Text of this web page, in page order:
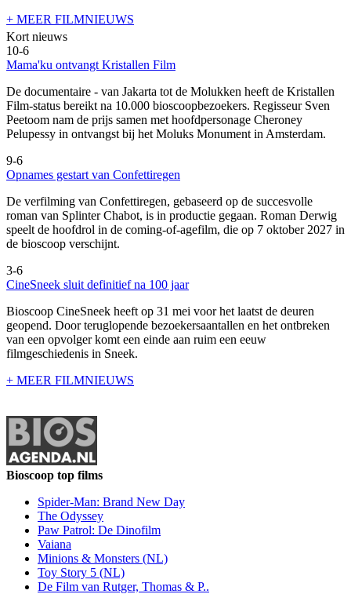
+ MEER FILMNIEUWS
Kort nieuws
10-6
Mama'ku ontvangt Kristallen Film
De documentaire - van Jakarta tot de Molukken heeft de Kristallen
Film-status bereikt na 10.000 bioscoopbezoekers. Regisseur Sven
Peetoom nam de prijs samen met hoofdpersonage Cheroney
Pelupessy in ontvangst bij het Moluks Monument in Amsterdam.
9-6
Opnames gestart van Confettiregen
De verfilming van Confettiregen, gebaseerd op de succesvolle
roman van Splinter Chabot, is in productie gegaan. Roman Derwig
speelt de hoofdrol in de coming-of-agefilm, die op 7 oktober 2027 in
de bioscoop verschijnt.
3-6
CineSneek sluit definitief na 100 jaar
Bioscoop CineSneek heeft op 31 mei voor het laatst de deuren
geopend. Door teruglopende bezoekersaantallen en het ontbreken
van een opvolger komt een einde aan ruim een eeuw
filmgeschiedenis in Sneek.
+ MEER FILMNIEUWS
Bioscoop top films
Spider-Man: Brand New Day
The Odyssey
Paw Patrol: De Dinofilm
Vaiana
Minions & Monsters (NL)
Toy Story 5 (NL)
De Film van Rutger, Thomas & P..